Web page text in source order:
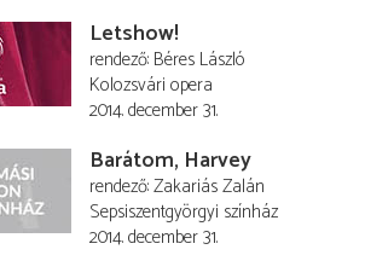
Letshow!
rendező Béres László
Kolozsvári opera
2014. december 31.
Barátom, Harvey
rendező Zakariás Zalán
Sepsiszentgyörgyi színház
2014. december 31.